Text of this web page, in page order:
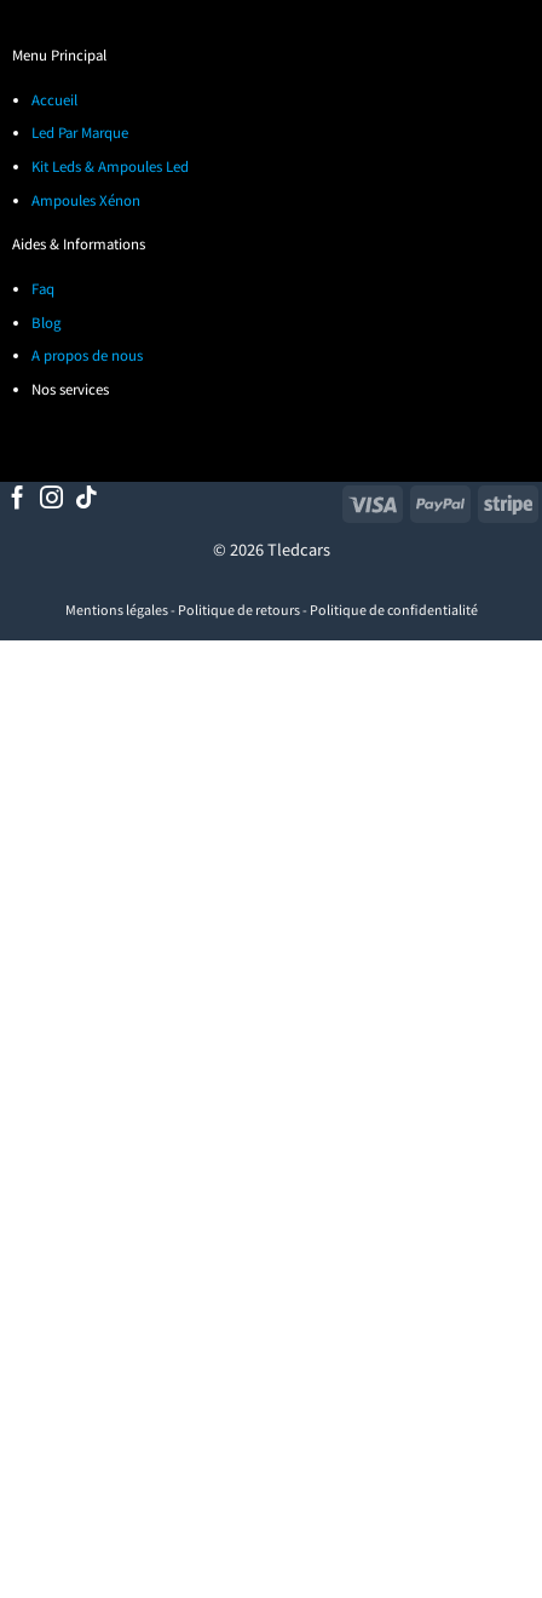
Menu Principal
Accueil
Led Par Marque
Kit Leds & Ampoules Led
Ampoules Xénon
Aides & Informations
Faq
Blog
A propos de nous
Nos services
© 2026 Tledcars
Visa PayPal
Mentions légales- Politique de retours- Politique de confidentialité